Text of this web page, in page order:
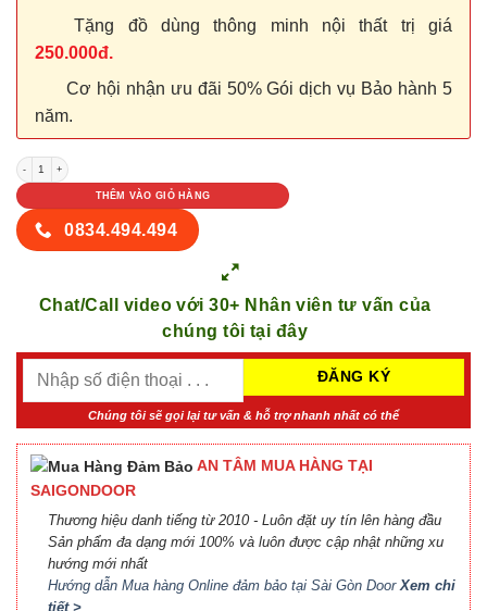
Tặng đồ dùng thông minh nội thất trị giá
250.000đ.
Cơ hội nhận ưu đãi 50% Gói dịch vụ Bảo hành 5
năm.
CỬA NHỰA ABS HÀN QUỐC KOS 206-MQ808 số lượng
THÊM VÀO GIỎ HÀNG
0834.494.494
Chat/Call video với 30+ Nhân viên tư vấn của
chúng tôi tại đây
Chúng tôi sẽ gọi lại tư vấn & hỗ trợ nhanh nhất có thể
AN TÂM MUA HÀNG TẠI
SAIGONDOOR
Thương hiệu danh tiếng từ 2010 - Luôn đặt uy tín lên hàng đầu
Sản phẩm đa dạng mới 100% và luôn được cập nhật những xu
hướng mới nhất
Hướng dẫn Mua hàng Online đảm bảo tại Sài Gòn DoorXem chi